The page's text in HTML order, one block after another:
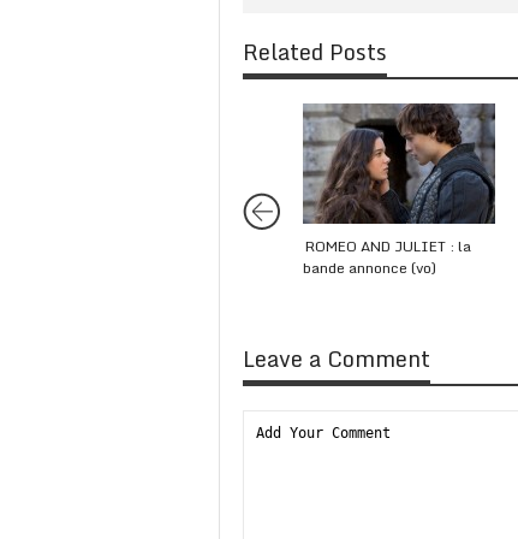
Related Posts
ROMEO AND JULIET : la
bande annonce (vo)
Leave a Comment